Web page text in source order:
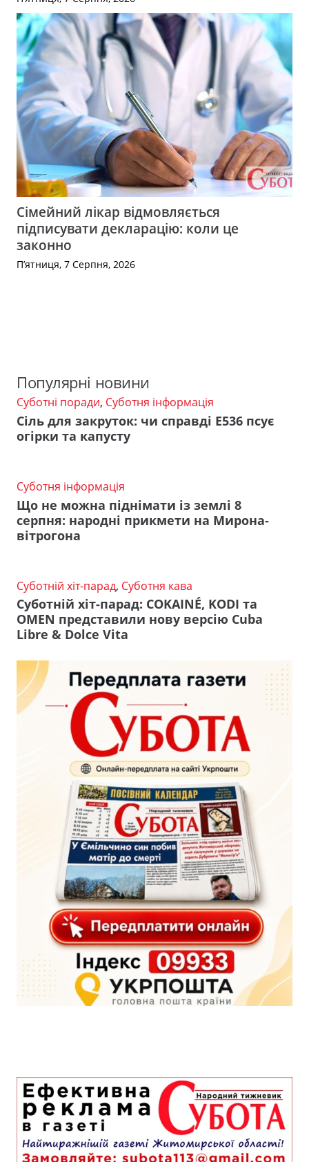
Сімейний лікар відмовляється
підписувати декларацію: коли це
законно
П’ятниця, 7 Серпня, 2026
Популярні новини
Суботні поради, Суботня інформація
Сіль для закруток: чи справді Е536 псує
огірки та капусту
Суботня інформація
Що не можна піднімати із землі 8
серпня: народні прикмети на Мирона-
вітрогона
Суботній хіт-парад, Суботня кава
Суботній хіт-парад: COKAINÉ, KODI та
OMEN представили нову версію Cuba
Libre & Dolce Vita